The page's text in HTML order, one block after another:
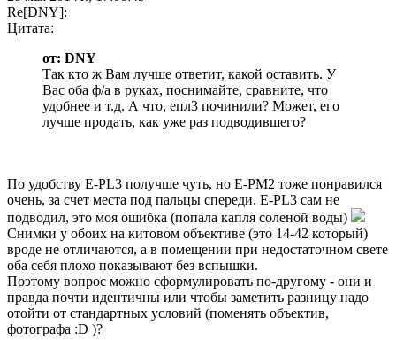
Re[DNY]:
Цитата:
от: DNY
Так кто ж Вам лучше ответит, какой оставить. У
Вас оба ф/а в руках, поснимайте, сравните, что
удобнее и т.д. А что, епл3 починили? Может, его
лучше продать, как уже раз подводившего?
По удобству E-PL3 получше чуть, но E-PM2 тоже понравился
очень, за счет места под пальцы спереди. E-PL3 сам не
подводил, это моя ошибка (попала капля соленой воды)
Снимки у обоих на китовом объективе (это 14-42 который)
вроде не отличаются, а в помещении при недостаточном свете
оба себя плохо показывают без вспышки.
Поэтому вопрос можно сформулировать по-другому - они и
правда почти идентичны или чтобы заметить разницу надо
отойти от стандартных условий (поменять объектив,
фотографа :D )?